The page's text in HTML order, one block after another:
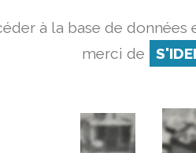
à la base de
merci de